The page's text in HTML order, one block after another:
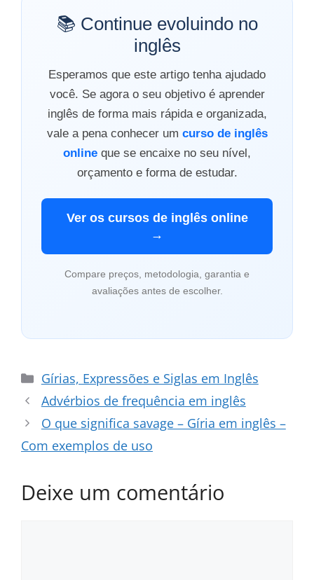
📚 Continue evoluindo no
inglês
Esperamos que este artigo tenha ajudado
você. Se agora o seu objetivo é aprender
inglês de forma mais rápida e organizada,
vale a pena conhecer um curso de inglês
online que se encaixe no seu nível,
orçamento e forma de estudar.
Ver os cursos de inglês online
→
Compare preços, metodologia, garantia e
avaliações antes de escolher.
Categorias
Gírias, Expressões e Siglas em Inglês
Advérbios de frequência em inglês
O que significa savage – Gíria em inglês –
Com exemplos de uso
Deixe um comentário